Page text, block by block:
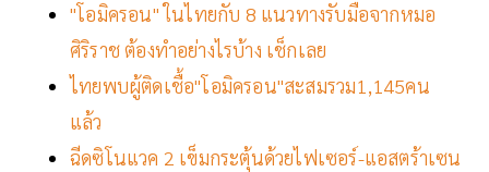
"โอมิครอน" ในไทยกับ 8 แนวทางรับมือจากหมอ
ศิริราช ต้องทำอย่างไรบ้าง เช็กเลย
ไทยพบผู้ติดเชื้อ"โอมิครอน"สะสมรวม1,145คน
แล้ว
ฉีดซิโนแวค 2 เข็มกระตุ้นด้วยไฟเซอร์-แอสตร้าเซน